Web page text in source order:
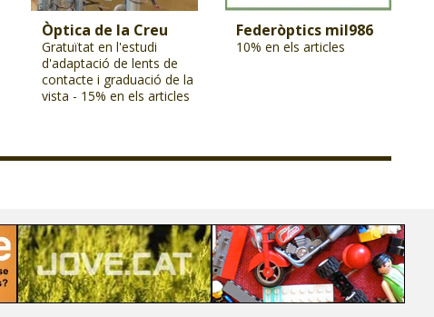
Òptica de la Creu
Gratuïtat en l'estudi
d'adaptació de lents de
contacte i graduació de la
vista - 15% en els articles
Federòptics mil986
10% en els articles